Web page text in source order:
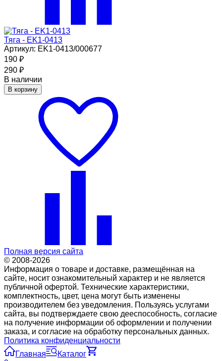
Тяга - EK1-0413
Артикул: EK1-0413/000677
190 ₽
290 ₽
В наличии
В корзину
Полная версия сайта
© 2008-2026
Информация о товаре и доставке, размещённая на
сайте, носит ознакомительный характер и не является
публичной офертой. Технические характеристики,
комплектность, цвет, цена могут быть изменены
производителем без уведомления. Пользуясь услугами
сайта, вы подтверждаете свою дееспособность, согласие
на получение информации об оформлении и получении
заказа, и согласие на обработку персональных данных.
Политика конфиденциальности
Главная
Каталог